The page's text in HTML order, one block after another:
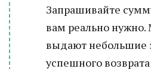
Запрашивайте
вам реально
выдают небольшие
успешного